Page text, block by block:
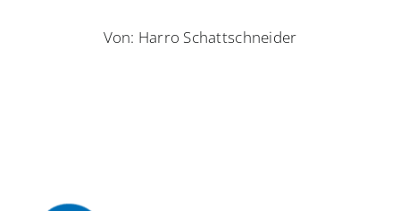
Von: Harro Schattschneider